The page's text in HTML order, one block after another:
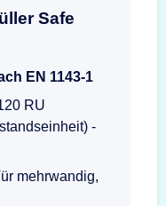
Safe
EN 1143-1
RU
-
mehrwandig,